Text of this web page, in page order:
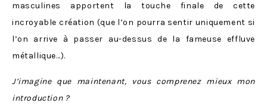
masculines apportent la touche finale de cette
incroyable création (que l’on pourra sentir uniquement si
l’on arrive à passer au-dessus de la fameuse effluve
métallique…).
J’imagine que maintenant, vous comprenez mieux mon
introduction ?